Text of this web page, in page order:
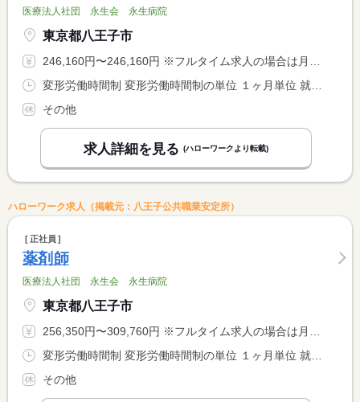
医療法人社団 永生会 永生病院
東京都八王子市
246,160円〜246,160円 ※フルタイム求人の場合は月額（換算額）、パート求人の場合は時間額を表示しています。
その他
求人詳細を見る (ハローワークより転載)
ハローワーク求人（掲載元：八王子公共職業安定所）
正社員
薬剤師
医療法人社団 永生会 永生病院
東京都八王子市
256,350円〜309,760円 ※フルタイム求人の場合は月額（換算額）、パート求人の場合は時間額を表示しています。
その他